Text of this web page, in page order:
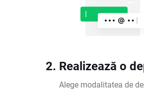
2. Realizează o
Alege modalitatea de